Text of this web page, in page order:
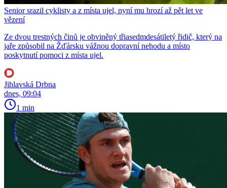
Senior srazil cyklisty a z místa ujel, nyní mu hrozí až pět let ve
vězení
Ze dvou trestných činů je obviněný třiasedmdesátiletý řidič, který na
jaře způsobil na Žďársku vážnou dopravní nehodu a místo
poskytnutí pomoci z místa ujel.
Jihlavská Drbna
dnes, 09:04
1 min